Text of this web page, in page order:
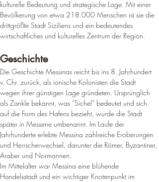
kulturelle Bedeutung und strategische Lage. Mit einer
Bevölkerung von etwa 218.000 Menschen ist sie die
drittgrößte Stadt Siziliens und ein bedeutendes
wirtschaftliches und kulturelles Zentrum der Region.
Geschichte
Die Geschichte Messinas reicht bis ins 8. Jahrhundert
v. Chr. zurück, als ionische Kolonisten die Stadt
wegen ihrer günstigen Lage gründeten. Ursprünglich
als Zankle bekannt, was “Sichel” bedeutet und sich
auf die Form des Hafens bezieht, wurde die Stadt
später in Messene umbenannt. Im Laufe der
Jahrhunderte erlebte Messina zahlreiche Eroberungen
und Herrscherwechsel, darunter die Römer, Byzantiner,
Araber und Normannen.
Im Mittelalter war Messina eine blühende
Handelsstadt und ein wichtiger Knotenpunkt im